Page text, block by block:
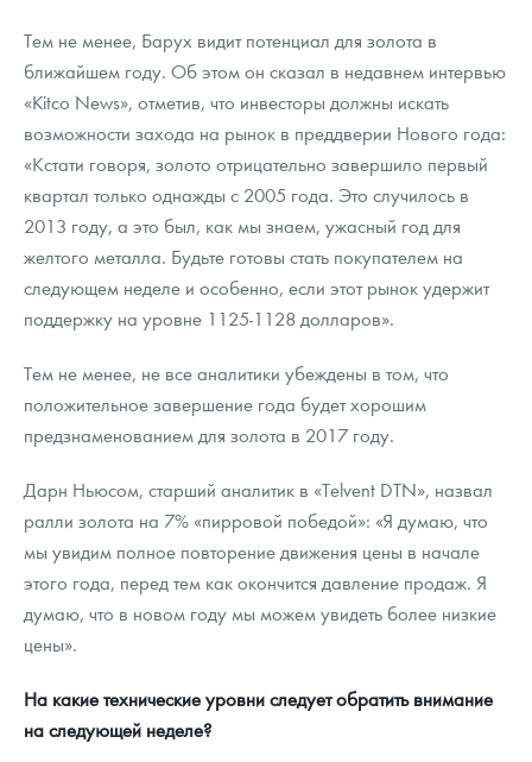
Тем не менее, Барух видит потенциал для золота в
ближайшем году. Об этом он сказал в недавнем интервью
«Kitco News», отметив, что инвесторы должны искать
возможности захода на рынок в преддверии Нового года:
«Кстати говоря, золото отрицательно завершило первый
квартал только однажды с 2005 года. Это случилось в
2013 году, а это был, как мы знаем, ужасный год для
желтого металла. Будьте готовы стать покупателем на
следующем неделе и особенно, если этот рынок удержит
поддержку на уровне 1125-1128 долларов».
Тем не менее, не все аналитики убеждены в том, что
положительное завершение года будет хорошим
предзнаменованием для золота в 2017 году.
Дарн Ньюсом, старший аналитик в «Telvent DTN», назвал
ралли золота на 7% «пирровой победой»: «Я думаю, что
мы увидим полное повторение движения цены в начале
этого года, перед тем как окончится давление продаж. Я
думаю, что в новом году мы можем увидеть более низкие
цены».
На какие технические уровни следует обратить внимание
на следующей неделе?